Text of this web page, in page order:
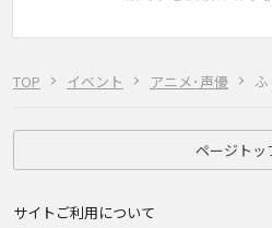
TOP イベント アニメ･声優 ふ
ページトッ
サイトご利用について